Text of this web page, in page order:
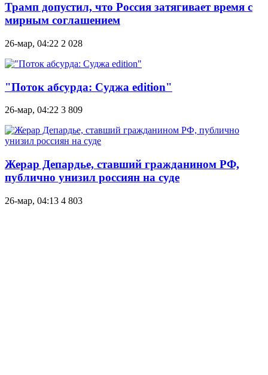
Трамп допустил, что Россия затягивает время с
мирным соглашением
26-мар, 04:22 2 028
"Поток абсурда: Суджа edition"
26-мар, 04:22 3 809
Жерар Депардье, ставший гражданином РФ,
публично унизил россиян на суде
26-мар, 04:13 4 803